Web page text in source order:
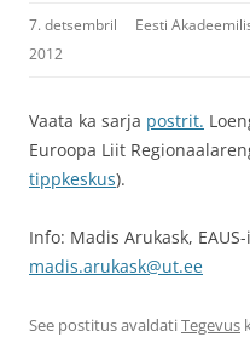
7. detsembril
2012
Eesti
Vaata ka sarja postrit.
Euroopa Liit
tippkeskus).
Info: Madis Arukask,
madis.arukask@ut.ee
See postitus avaldatiTegevus